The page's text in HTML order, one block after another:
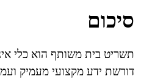
סיכום
תשריט בית משותף הוא כלי
דורשת ידע מקצועי מעמיק